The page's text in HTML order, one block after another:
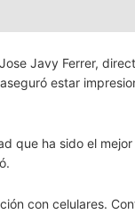
Javy Ferrer,
estar
que ha sido el
con celulares.